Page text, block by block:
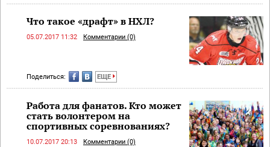
Что такое «драфт» в НХЛ?
05.07.2017 11:32 Комментарии (0)
Поделиться: ЕЩЕ
Работа для фанатов. Кто может
стать волонтером на
спортивных соревнованиях?
10.07.2017 20:13 Комментарии (0)